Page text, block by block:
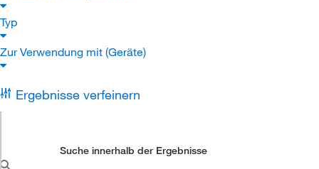
Typ
Zur Verwendung mit (Geräte)
Ergebnisse verfeinern
Suche innerhalb der Ergebnisse